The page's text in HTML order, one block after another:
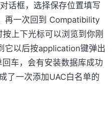
话框，选择保存位置填写
再一次回到 Compatibility
上下光标可以浏览到你刚
它以后按application键弹出
车，会有安装数据库成功
了一次添加UAC白名单的